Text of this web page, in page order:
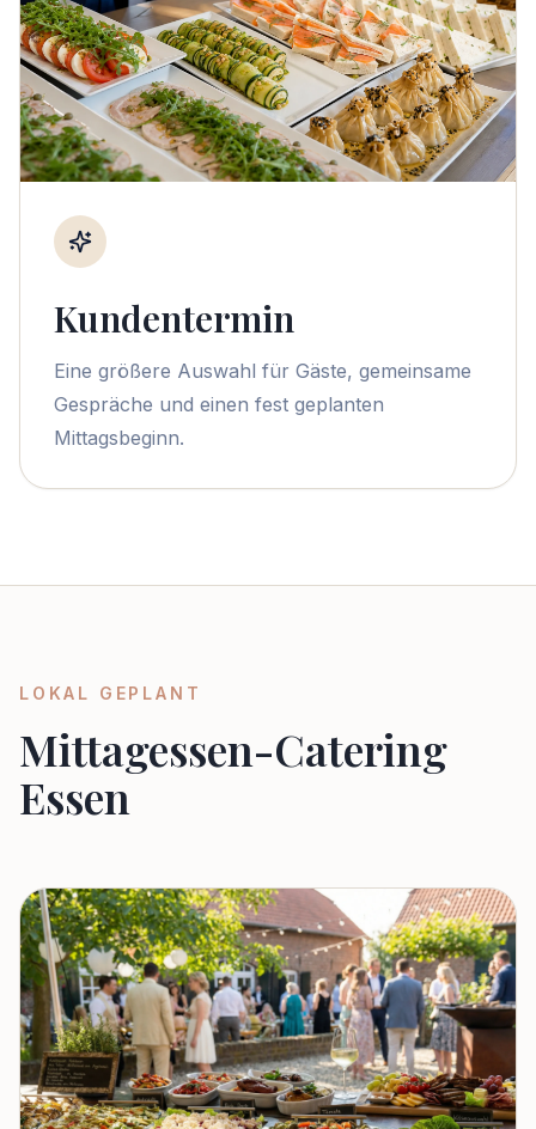
Kundentermin
Eine größere Auswahl für Gäste, gemeinsame
Gespräche und einen fest geplanten
Mittagsbeginn.
LOKAL GEPLANT
Mittagessen-Catering
Essen